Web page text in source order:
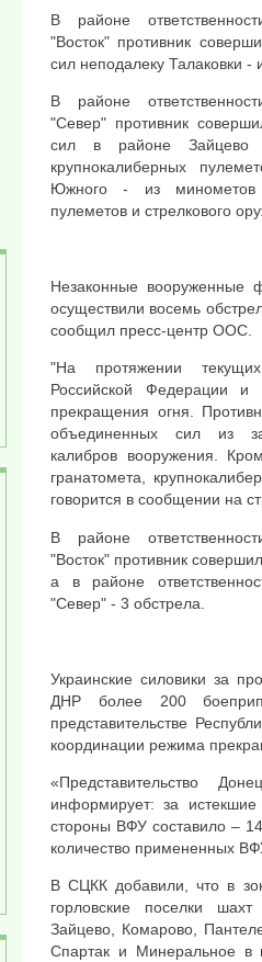
В районе
"Восток" противник
сил неподалеку Талаковки -
В районе
"Север" противник
сил в районе
крупнокалиберных
Южного - из минометов
пулеметов и стрелкового
Незаконные вооруженные
осуществили восемь
сообщил пресс-центр ООС.
"На протяжении
Российской Федерации
прекращения огня.
объединенных сил из
калибров вооружения.
гранатомета,
говорится в сообщении на
В районе
"Восток" противник
а в районе
"Север" - 3 обстрела.
Украинские силовики за
ДНР более 200
представительстве
координации режима
«Представительство
информирует: за
стороны ВФУ составило –
количество примененных
В СЦКК добавили, что в
горловские поселки
Зайцево, Комарово,
Спартак и Минеральное в